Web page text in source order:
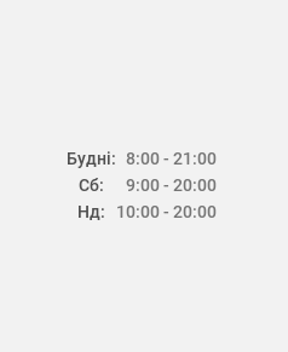
Будні:
Сб:
Нд:
8:00 - 21:00
9:00 - 20:00
10:00 - 20:00